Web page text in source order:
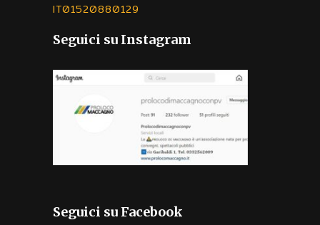
IT01520880129
Seguici su Instagram
Seguici su Facebook